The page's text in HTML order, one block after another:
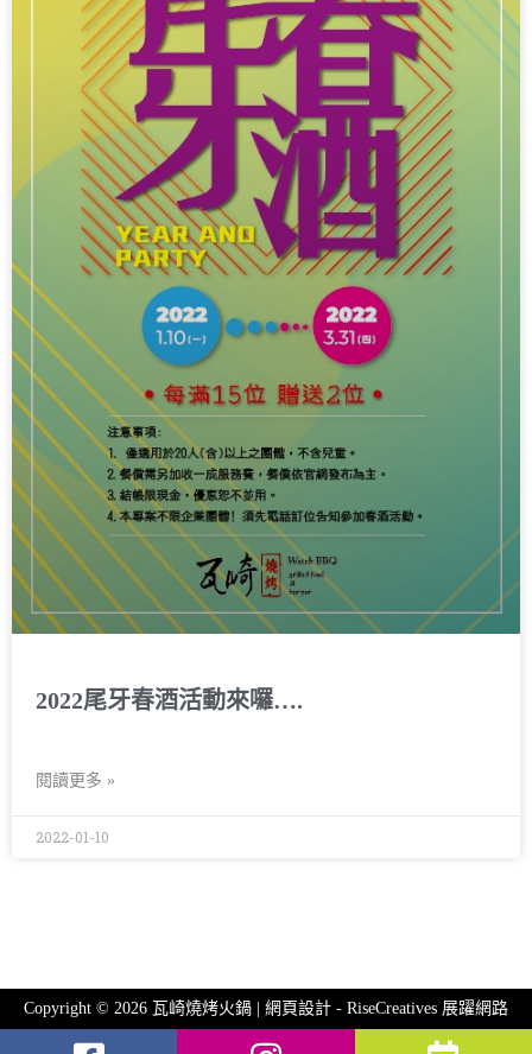
2022尾牙春酒活動來囉….
閱讀更多 »
2022-01-10
Copyright © 2026 瓦崎燒烤火鍋 | 網頁設計 - RiseCreatives 展躍網路